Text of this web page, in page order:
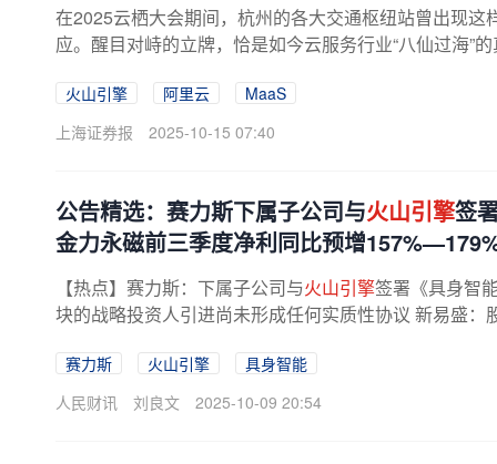
在2025云栖大会期间，杭州的各大交通枢纽站曾出现这
应。醒目对峙的立牌，恰是如今云服务行业“八仙过海”
火山引擎 阿里云
MaaS
上海证券报
2025-10-15 07:40
公告精选：赛力斯下属子公司与火山引擎签
金力永磁前三季度净利同比预增
【热点】赛力斯：下属子公司与火山引擎签署《具身智
块的战略投资人引进尚未形成任何实质性协议 新易盛
赛力斯 火山引擎
具身智能
人民财讯
刘良文 2025-10-09 20:54